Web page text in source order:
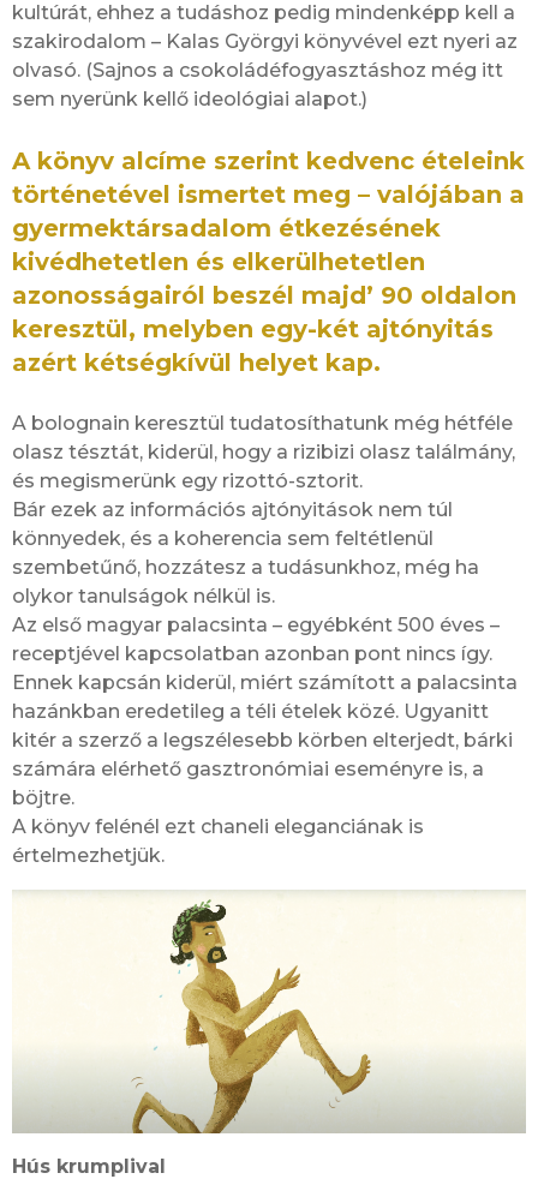
kultúrát, ehhez a tudáshoz pedig mindenképp kell a
szakirodalom – Kalas Györgyi könyvével ezt nyeri az
olvasó. (Sajnos a csokoládéfogyasztáshoz még itt
sem nyerünk kellő ideológiai alapot.)
A könyv alcíme szerint kedvenc ételeink
történetével ismertet meg – valójában a
gyermektársadalom étkezésének
kivédhetetlen és elkerülhetetlen
azonosságairól beszél majd’ 90 oldalon
keresztül, melyben egy-két ajtónyitás
azért kétségkívül helyet kap.
A bolognain keresztül tudatosíthatunk még hétféle
olasz tésztát, kiderül, hogy a rizibizi olasz találmány,
és megismerünk egy rizottó-sztorit.
Bár ezek az információs ajtónyitások nem túl
könnyedek, és a koherencia sem feltétlenül
szembetűnő, hozzátesz a tudásunkhoz, még ha
olykor tanulságok nélkül is.
Az első magyar palacsinta – egyébként 500 éves –
receptjével kapcsolatban azonban pont nincs így.
Ennek kapcsán kiderül, miért számított a palacsinta
hazánkban eredetileg a téli ételek közé. Ugyanitt
kitér a szerző a legszélesebb körben elterjedt, bárki
számára elérhető gasztronómiai eseményre is, a
böjtre.
A könyv felénél ezt chaneli eleganciának is
értelmezhetjük.
Hús krumplival